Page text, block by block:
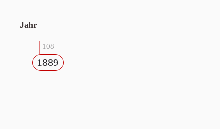
Jahr
108
1889